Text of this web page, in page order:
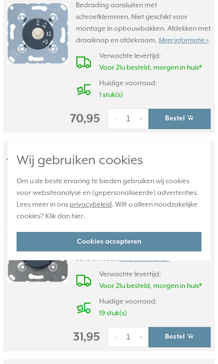
Wij gebruiken cookies
Om u de beste ervaring te bieden gebruiken wij cookies
voor websiteanalyse en (gepersonaliseerde) advertenties.
Lees meer in ons privacybeleid. Wilt u alleen noodzakelijke
cookies? Klik dan hier.
Cookies accepteren
Bedrading aansluiten met
schroefklemmen. Niet geschikt voor
montage in opbouwbakken. Afdekken met
draaiknop en afdekraam. Meer informatie »
Verwachte levertijd:
Voor 21u besteld, morgen in huis*
Huidige voorraad:
1 stuk(s)
70,95 +
- Bestel
JUNG 3-standenschakelaar 2-polig
zonder nul (1504.20N)
2-polige draaischakelaar met 3 standen,
zonder nul. Belastbaar tot 10A/250V AC.
Inclusief indicatieschijf (2/1/3 of 3/1/2).
draaiknop en afdekraam in de gewenste
serie en kleur. Meer informatie »
Verwachte levertijd:
Voor 21u besteld, morgen in huis*
Huidige voorraad:
19 stuk(s)
31,95 +
- Bestel